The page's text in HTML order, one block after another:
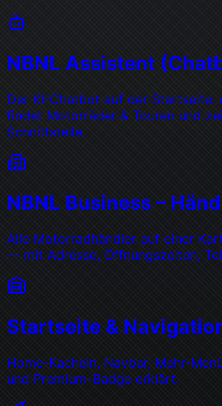
NBNL Assistent
Der KI-Chatbot auf der Startseite:
findet Motorräder & Touren und
Schnittstelle.
NBNL Business –
Alle Motorradhändler auf einer
— mit Adresse, Öffnungszeiten,
Startseite &
Home-Kacheln, Navbar, Mehr-
und Premium-Badge erklärt.